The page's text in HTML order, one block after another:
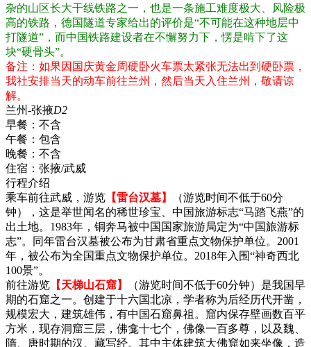
杂的山区长大干线铁路之一，也是一条施工难度极大、风险极
高的铁路，德国隧道专家给出的评价是“不可能在这种地层中
打隧道”，而中国铁路建设者在不懈努力下，愣是啃下了这
块“硬骨头”。
备注：如果因国庆黄金周硬卧火车票太紧张无法出到硬卧票，
我社安排当天的动车前往兰州，然后当天入住兰州，敬请谅
解。
兰州-张掖D2
早餐： 不含
午餐： 包含
晚餐： 不含
住宿： 张掖/武威
行程介绍
乘车前往武威，游览 【雷台汉墓】
（游览时间不低于60分
钟），这是举世闻名的稀世珍宝、中国旅游标志“马踏飞燕”的
出土地。1983年，铜奔马被中国国家旅游局定为“中国旅游标
志”。同年雷台汉墓被公布为甘肃省重点文物保护单位。2001
年，被公布为全国重点文物保护单位。2018年入围“神奇西北
100景”。
前往游览 【天梯山石窟】
（游览时间不低于60分钟）是我国早
期的石窟之一。创建于十六国北凉，学者称为后经历代开凿，
规模宏大，建筑雄伟，有中国石窟鼻祖。窟内保存壁画数百平
方米，现存洞窟三层，佛龛十七个，佛像一百多尊，以及魏、
隋、唐时期的汉、藏写经。其中主体建筑大佛窟如来坐像，造